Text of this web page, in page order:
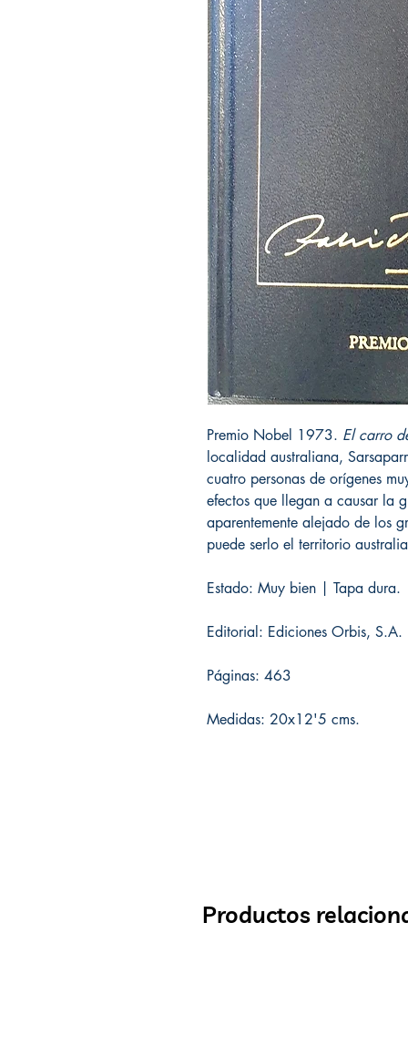
Premio Nobel 1973. El carro
localidad australiana,
cuatro personas de orígenes
efectos que llegan a causar la
aparentemente alejado de los
puede serlo el territorio
Estado: Muy bien | Tapa dura.
Editorial: Ediciones Orbis,
Páginas: 463
Medidas: 20x12'5 cms.
Productos